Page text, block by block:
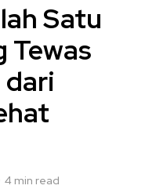
Satu
Tewas
4 min read